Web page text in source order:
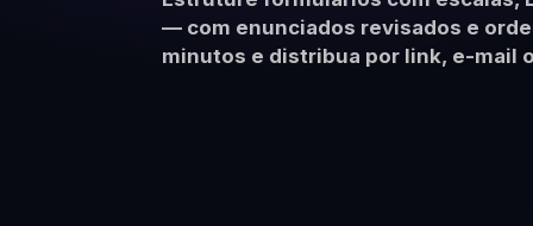
Modelos prontos
clima
— com enunciados revisados e
minutos e distribua por link, e-mail